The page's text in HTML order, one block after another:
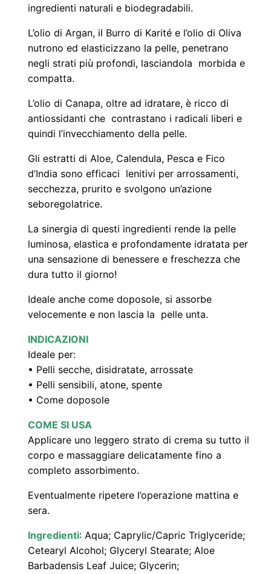
ingredienti naturali e biodegradabili.
L’olio di Argan, il Burro di Karité e l’olio di Oliva
nutrono ed elasticizzano la pelle, penetrano
negli strati più profondi, lasciandola morbida e
compatta.
L’olio di Canapa, oltre ad idratare, è ricco di
antiossidanti che contrastano i radicali liberi e
quindi l’invecchiamento della pelle.
Gli estratti di Aloe, Calendula, Pesca e Fico
d’India sono efficaci lenitivi per arrossamenti,
secchezza, prurito e svolgono un’azione
seboregolatrice.
La sinergia di questi ingredienti rende la pelle
luminosa, elastica e profondamente idratata per
una sensazione di benessere e freschezza che
dura tutto il giorno!
Ideale anche come doposole, si assorbe
velocemente e non lascia la pelle unta.
INDICAZIONI
Ideale per:
• Pelli secche, disidratate, arrossate
• Pelli sensibili, atone, spente
• Come doposole
COME SI USA
Applicare uno leggero strato di crema su tutto il
corpo e massaggiare delicatamente fino a
completo assorbimento.
Eventualmente ripetere l’operazione mattina e
sera.
Ingredienti: Aqua; Caprylic/Capric Triglyceride;
Cetearyl Alcohol; Glyceryl Stearate; Aloe
Barbadensis Leaf Juice; Glycerin;